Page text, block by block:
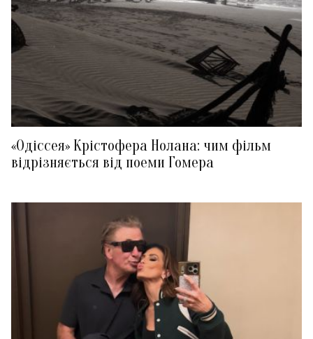
«Одіссея» Крістофера Нолана: чим фільм
відрізняється від поеми Гомера